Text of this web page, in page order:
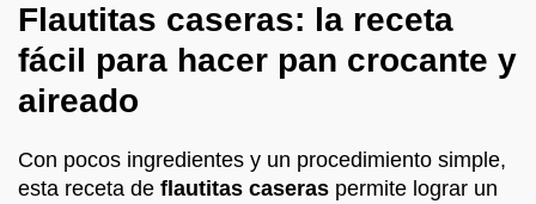
Flautitas caseras: la receta
fácil para hacer pan crocante y
aireado
Con pocos ingredientes y un procedimiento simple,
esta receta de flautitas caseras permite lograr un